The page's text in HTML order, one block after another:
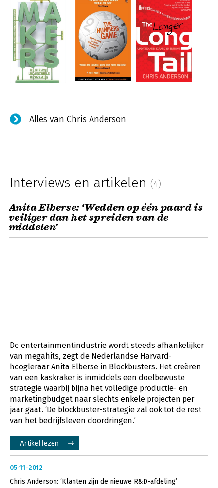
Alles van Chris Anderson
Interviews en artikelen (4)
Anita Elberse: ‘Wedden op één paard is
veiliger dan het spreiden van de
middelen’
De entertainmentindustrie wordt steeds afhankelijker
van megahits, zegt de Nederlandse Harvard-
hoogleraar Anita Elberse in Blockbusters. Het creëren
van een kaskraker is inmiddels een doelbewuste
strategie waarbij bijna het volledige productie- en
marketingbudget naar slechts enkele projecten per
jaar gaat. ‘De blockbuster-strategie zal ook tot de rest
van het bedrijfsleven doordringen.’
Artikel lezen
05-11-2012
Chris Anderson: ‘Klanten zijn de nieuwe R&D-afdeling’